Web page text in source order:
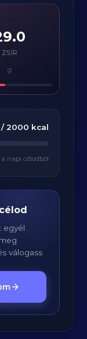
ZSÍR
g
/ 2000 kcal
a napi célodból
egyél
válogass